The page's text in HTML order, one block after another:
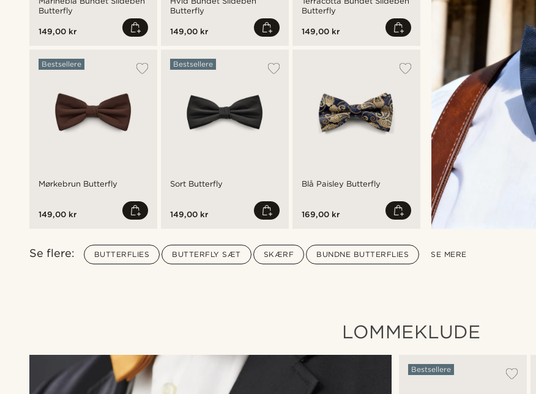
Butterfly
149,00 kr
Mørkebrun Butterfly
Bestsellere
149,00 kr
Butterfly
149,00 kr
Sort Butterfly
Bestsellere
149,00 kr
Butterfly
149,00 kr
Blå Paisley Butterfly
169,00 kr
Butterfly
MARINEBLÅ & LYSEBLÅ
PAISLEY Bundet
Silkebutterfly
249,00 kr
Se flere: BUTTERFLIES BUTTERFLY SÆT SKÆRF BUNDNE BUTTERFLIES SE MERE
LOMMEKLUDE
Bestsellere